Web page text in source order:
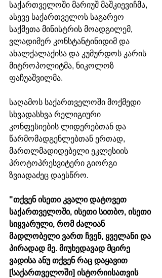
საქართველოში მარიუშ მაშკიევიჩმა,
ასევე საქართველოს საგარეო
საქმეთა მინისტრის მოადგილემ,
ვლადიმერ კონსტანტინიდიმ და
ახალქალაქისა და კუმურდოს კარის
მიტროპოლიტმა, ნიკოლოზ
ფაჩუაშვილმა.
საღამოს საქართველოში მოქმედი
სხვადასხვა რელიგიური
კონფესიების ლიდერებთან და
წარმომადგენლებთან ერთად,
მართლმადიდებელი ეკლესიის
პროტოპრესვიტერი გიორგი
ზვიადაძეც დაესწრო.
"თქვენ ისეთი კვალი დატოვეთ
საქართველოში, ისეთი სითბო, ისეთი
სიყვარული, რომ ძალიან
მადლობელი ვართ ჩვენ, ყველანი და
პირადად მე. მიუხედავად მცირე
ვადისა ანუ თქვენ რაც დაყავით
[საქართველოში] ისტორიისათვის